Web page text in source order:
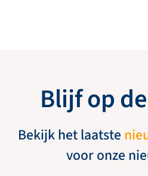
Blijf op
Bekijk het laatste
voor onze